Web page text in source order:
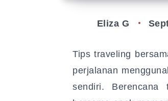
Eliza G
Tips traveling
perjalanan
sendiri. Berencana